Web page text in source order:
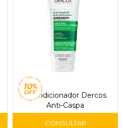
Acondicionador Dercos
Anti-Caspa